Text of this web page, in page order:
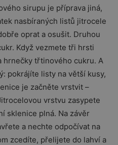
sirupu je příprava jiná,
nasbíraných listů jitrocele
oprat a osušit. Druhou
Když vezmete tři hrsti
hrnečky třtinového cukru. A
pokrájíte listy na větší kusy,
je začněte vrstvit –
vrstvu zasypete
sklenice plná. Na závěr
a nechte odpočívat na
zcedíte, přelijete do lahví a